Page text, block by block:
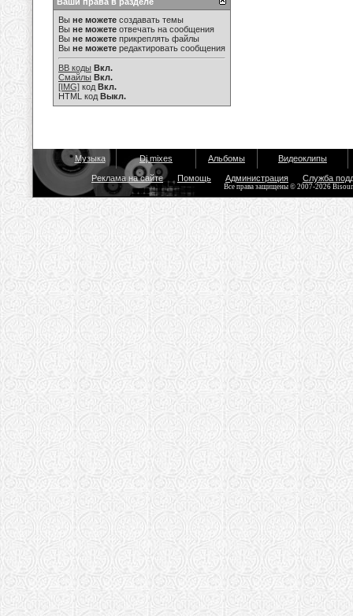
Вы не можете создавать темы
Вы не можете отвечать на сообщения
Вы не можете прикреплять файлы
Вы не можете редактировать сообщения
BB коды Вкл.
Смайлы Вкл.
[IMG] код Вкл.
HTML код Выкл.
Музыка Dj mixes Альбомы Видеоклипы
Реклама на сайте Помощь Администрация Служба
Все права защищены © 2007-2026